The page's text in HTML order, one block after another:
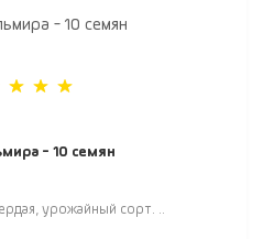
- 10 семян
урожайный сорт. ..